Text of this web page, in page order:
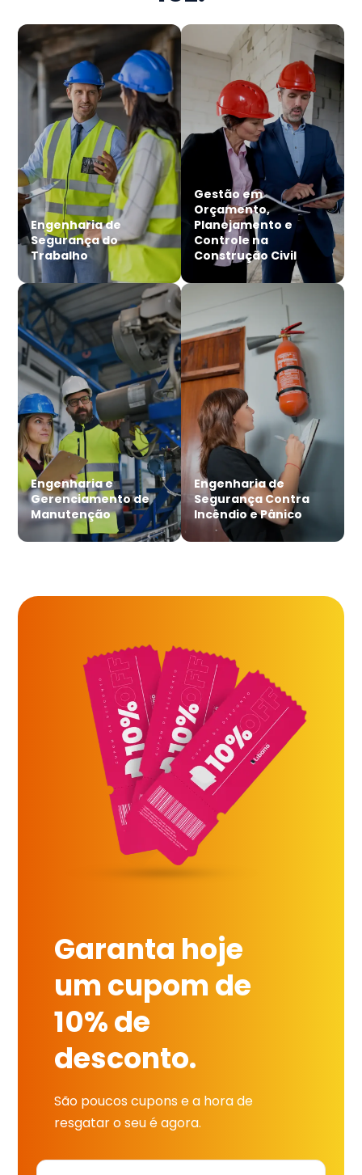
Engenharia de
Segurança do
Trabalho
Gestão em
Orçamento,
Planejamento e
Controle na
Construção Civil
Engenharia e
Gerenciamento de
Manutenção
Engenharia de
Segurança Contra
Incêndio e Pânico
Garanta hoje
um cupom de
10% de
desconto.
São poucos cupons e a hora de
resgatar o seu é agora.